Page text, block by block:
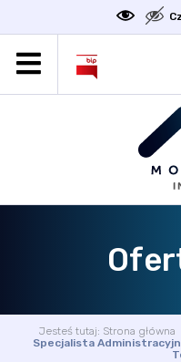
OGŁOSZENIA
DEKLARACJA DOSTĘPNOŚCI
Jesteś tutaj: Strona główna
Specjalista